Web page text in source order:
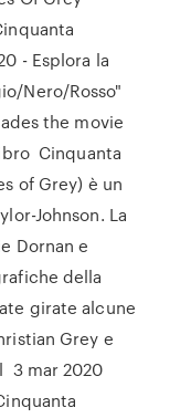
- Esplora la
Nero/Rosso"
the movie
Cinquanta
of Grey) è un
Johnson. La
Dornan e
della
girate alcune
Grey e
3 mar 2020